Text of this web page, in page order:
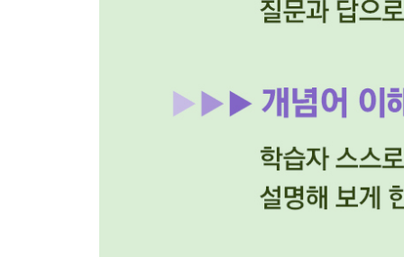
166 애국 계몽 운동